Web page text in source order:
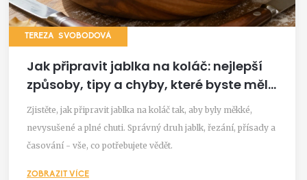
TEREZA SVOBODOVÁ
Jak připravit jablka na koláč: nejlepší
způsoby, tipy a chyby, které byste měli
vynechat
Zjistěte, jak připravit jablka na koláč tak, aby byly měkké,
nevysušené a plné chuti. Správný druh jablk, řezání, přísady a
časování - vše, co potřebujete vědět.
ZOBRAZIT VÍCE